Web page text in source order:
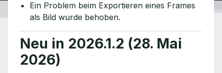
Ein Problem beim Exportieren eines Frames
als Bild wurde behoben.
Neu in 2026.1.2 (28. Mai
2026)